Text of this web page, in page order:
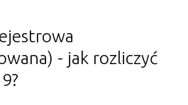
- jak rozliczyć